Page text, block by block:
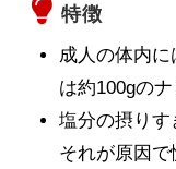
特徴
成人の体内
は約100gの
塩分の摂りす
それが原因で